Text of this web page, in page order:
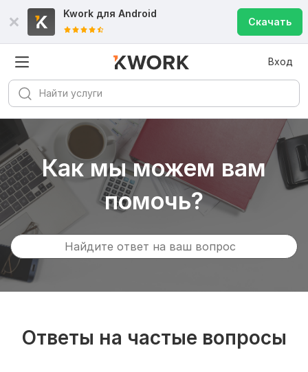
Kwork для Android
Скачать
Вход
Как мы можем вам
помочь?
Ответы на частые вопросы